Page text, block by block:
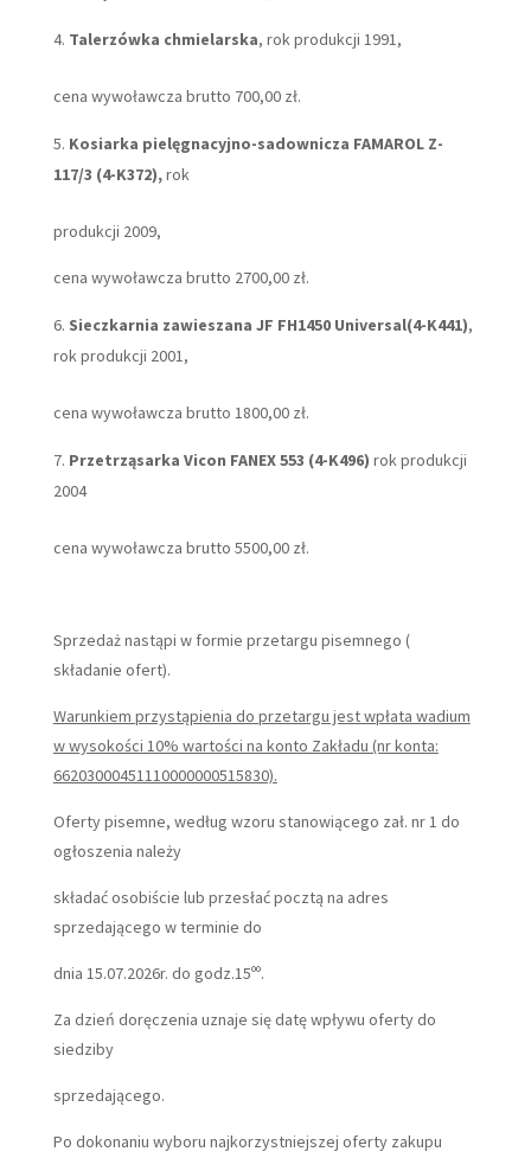
Talerzówka chmielarska, rok produkcji 1991,
cena wywoławcza brutto 700,00 zł.
Kosiarka pielęgnacyjno-sadownicza FAMAROL Z-
117/3 (4-K372),rok
produkcji 2009,
cena wywoławcza brutto 2700,00 zł.
Sieczkarnia zawieszana JF FH1450 Universal(4-K441),
rok produkcji 2001,
cena wywoławcza brutto 1800,00 zł.
Przetrząsarka Vicon FANEX 553 (4-K496) rok produkcji
2004
cena wywoławcza brutto 5500,00 zł.
Sprzedaż nastąpi w formie przetargu pisemnego (
składanie ofert).
Warunkiem przystąpienia do przetargu jest wpłata wadium
w wysokości 10% wartości na konto Zakładu (nr konta:
66203000451110000000515830).
Oferty pisemne, według wzoru stanowiącego zał. nr 1 do
ogłoszenia należy
składać osobiście lub przesłać pocztą na adres
sprzedającego w terminie do
dnia 15.07.2026r. do godz.15ºº.
Za dzień doręczenia uznaje się datę wpływu oferty do
siedziby
sprzedającego.
Po dokonaniu wyboru najkorzystniejszej oferty zakupu